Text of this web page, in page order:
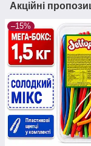
Акційні
–15%